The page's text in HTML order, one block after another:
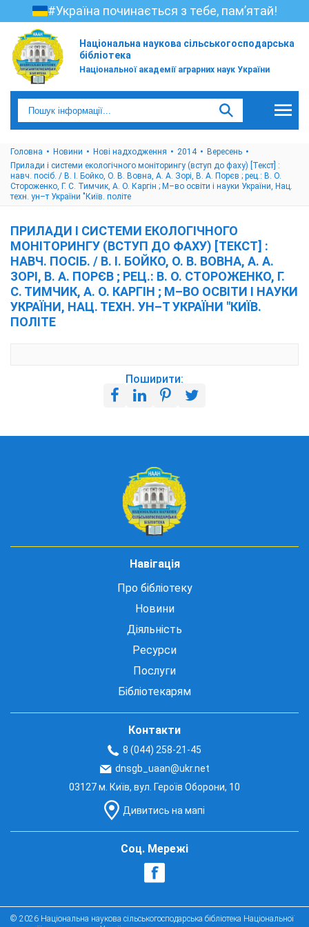
#Україна починається з тебе, пам’ятай!
Національна наукова сільськогосподарська
бібліотека
Національної академії аграрних наук України
Головна Новини Нові надходження 2014
Вересень
Прилади і системи екологічного моніторингу (вступ до фаху) [Текст] :
навч. посіб. / В. І. Бойко, О. В. Вовна, А. А. Зорі, В. А. Порєв ; рец.: В. О.
Стороженко, Г. С. Тимчик, А. О. Каргін ; М–во освіти і науки України, Нац.
техн. ун–т України "Київ. політе
ПРИЛАДИ І СИСТЕМИ ЕКОЛОГІЧНОГО
МОНІТОРИНГУ (ВСТУП ДО ФАХУ) [ТЕКСТ] :
НАВЧ. ПОСІБ. / В. І. БОЙКО, О. В. ВОВНА, А. А.
ЗОРІ, В. А. ПОРЄВ ; РЕЦ.: В. О. СТОРОЖЕНКО, Г.
С. ТИМЧИК, А. О. КАРГІН ; М–ВО ОСВІТИ І НАУКИ
УКРАЇНИ, НАЦ. ТЕХН. УН–Т УКРАЇНИ "КИЇВ.
ПОЛІТЕ
Поширити:
Навігація
Про бібліотеку
Новини
Діяльність
Ресурси
Послуги
Бібліотекарям
Контакти
8 (044) 258-21-45
dnsgb_uaan@ukr.net
03127 м. Київ, вул. Героїв Оборони, 10
Дивитись на мапі
Соц. Мережі
© 2026 Національна наукова сільськогосподарська бібліотека Національної